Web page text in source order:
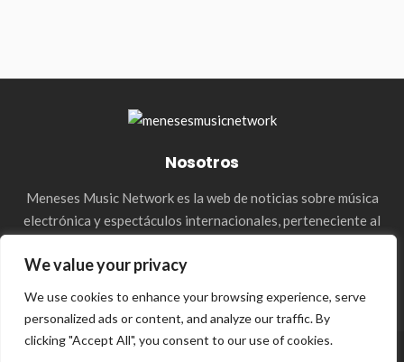
We value your privacy
We use cookies to enhance your browsing experience, serve
personalized ads or content, and analyze our traffic. By
clicking "Accept All", you consent to our use of cookies.
Nosotros
Meneses Music Network es la web de noticias sobre música
electrónica y espectáculos internacionales, perteneciente al